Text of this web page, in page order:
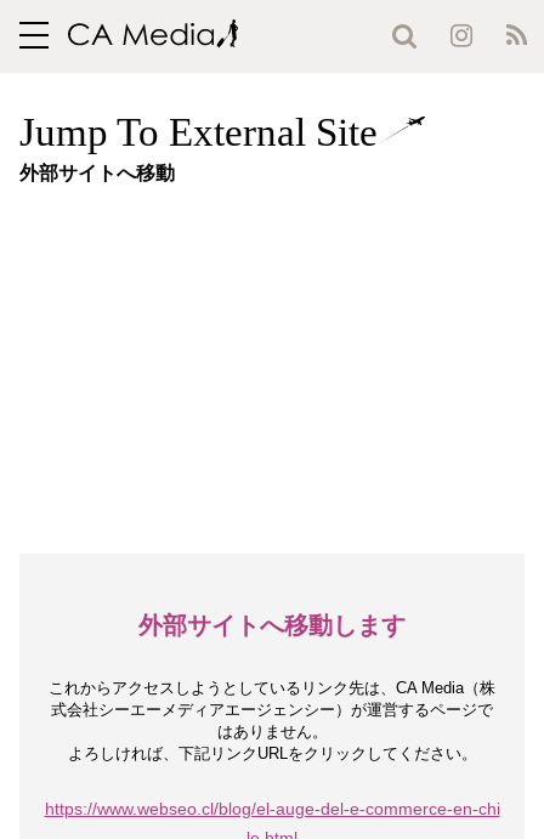
toggle
Jump To External Site
外部サイトへ移動
外部サイトへ移動します
これからアクセスしようとしているリンク先は、 CA Media（株
式会社シーエーメディアエージェンシー）が運営するページで
はありません。
よろしければ、下記リンクURLをクリックしてください。
https://www.webseo.cl/blog/el-auge-del-e-commerce-en-chi